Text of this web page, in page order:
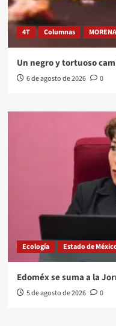
4T Columnas MORENA
Un negro y tortuoso
6 de agosto de 2026 0
Ecología Estado de
Edoméx se suma a la
5 de agosto de 2026 0